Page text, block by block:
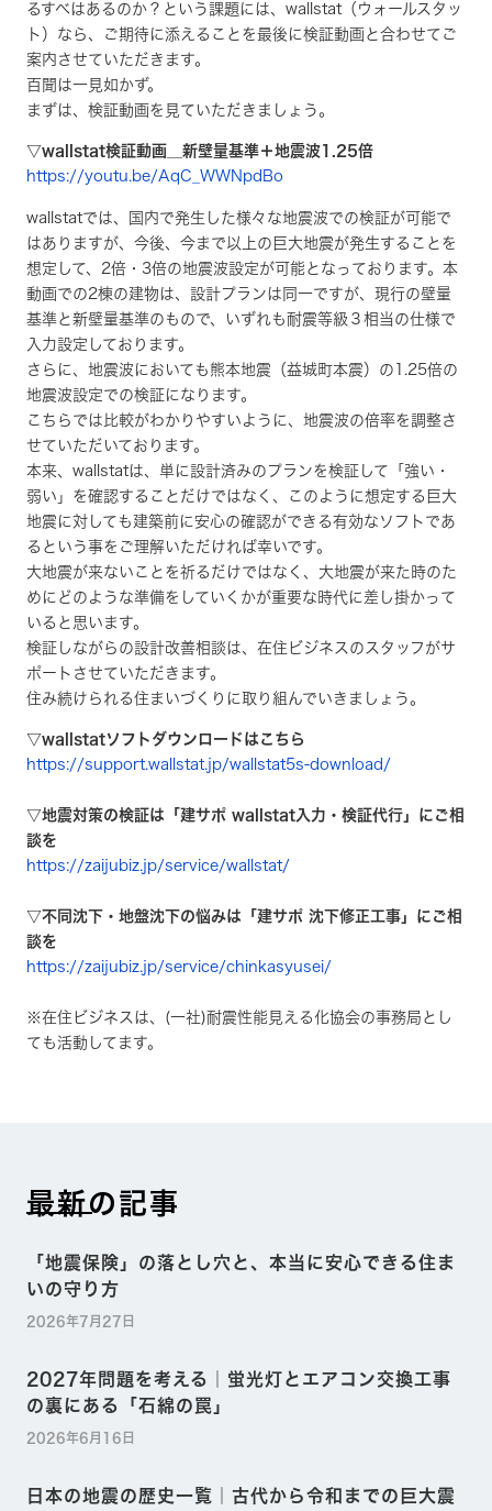
るすべはあるのか？という課題には、wallstat（ウォールスタッ
ト）なら、ご期待に添えることを最後に検証動画と合わせてご
案内させていただきます。
百聞は一見如かず。
まずは、検証動画を見ていただきましょう。
▽wallstat検証動画＿新壁量基準＋地震波1.25倍
https://youtu.be/AqC_WWNpdBo
wallstatでは、国内で発生した様々な地震波での検証が可能で
はありますが、今後、今まで以上の巨大地震が発生することを
想定して、2倍・3倍の地震波設定が可能となっております。本
動画での2棟の建物は、設計プランは同一ですが、現行の壁量
基準と新壁量基準のもので、いずれも耐震等級３相当の仕様で
入力設定しております。
さらに、地震波においても熊本地震（益城町本震）の1.25倍の
地震波設定での検証になります。
こちらでは比較がわかりやすいように、地震波の倍率を調整さ
せていただいております。
本来、wallstatは、単に設計済みのプランを検証して「強い・
弱い」を確認することだけではなく、このように想定する巨大
地震に対しても建築前に安心の確認ができる有効なソフトであ
るという事をご理解いただければ幸いです。
大地震が来ないことを祈るだけではなく、大地震が来た時のた
めにどのような準備をしていくかが重要な時代に差し掛かって
いると思います。
検証しながらの設計改善相談は、在住ビジネスのスタッフがサ
ポートさせていただきます。
住み続けられる住まいづくりに取り組んでいきましょう。
▽wallstatソフトダウンロードはこちら
https://support.wallstat.jp/wallstat5s-download/
▽地震対策の検証は「建サポ wallstat入力・検証代行」にご相
談を
https://zaijubiz.jp/service/wallstat/
▽不同沈下・地盤沈下の悩みは「建サポ 沈下修正工事」にご相
談を
https://zaijubiz.jp/service/chinkasyusei/
※在住ビジネスは、(一社)耐震性能見える化協会の事務局とし
ても活動してます。
最新の記事
「地震保険」の落とし穴と、本当に安心できる住ま
いの守り方
2026年7月27日
2027年問題を考える｜蛍光灯とエアコン交換工事
の裏にある「石綿の罠」
2026年6月16日
日本の地震の歴史一覧｜古代から令和までの巨大震